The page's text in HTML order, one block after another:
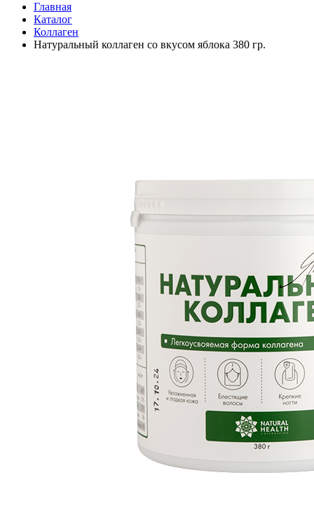
Главная
Каталог
Коллаген
Натуральный коллаген со вкусом яблока 380 гр.